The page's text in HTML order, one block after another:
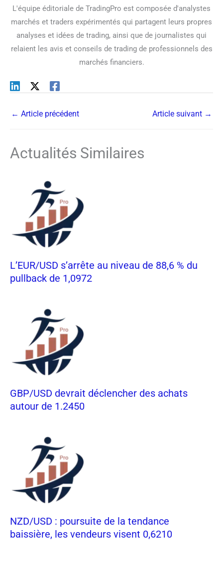
L'équipe éditoriale de TradingPro est composée d'analystes
marchés et traders expérimentés qui partagent leurs propres
analyses et idées de trading, ainsi que de journalistes qui
relaient les avis et conseils de trading de professionnels des
marchés financiers.
← Article précédent Article suivant →
Actualités Similaires
L’EUR/USD s’arrête au niveau de 88,6 % du
pullback de 1,0972
GBP/USD devrait déclencher des achats
autour de 1.2450
NZD/USD : poursuite de la tendance
baissière, les vendeurs visent 0,6210